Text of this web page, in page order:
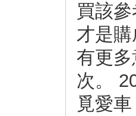
買該
才是
有更
次。
覓愛